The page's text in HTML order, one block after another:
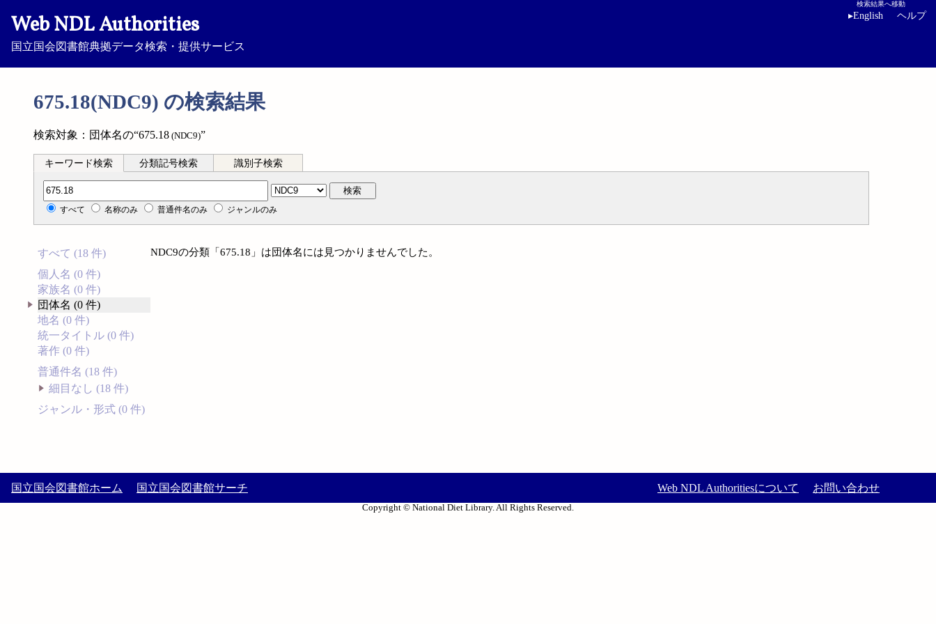
Web NDL Authorities
国立国会図書館典拠データ検索・提供サービス
検索結果へ移動
▸English ヘルプ
675.18(NDC9) の検索結果
検索対象：団体名の“675.18 (NDC9)”
キーワード検索 分類記号検索 識別子検索
分類記号検索 検索
すべて 名称のみ 普通件名のみ ジャンルのみ
すべて (18 件)
個人名 (0 件)
家族名 (0 件)
団体名 (0 件)
地名 (0 件)
統一タイトル (0 件)
著作 (0 件)
普通件名 (18 件)
細目なし (18 件)
ジャンル・形式 (0 件)
NDC9の分類「675.18」は団体名には見つかりませんでした。
国立国会図書館ホーム 国立国会図書館サーチ Web NDL Authoritiesについて お問い合わせ
Copyright © National Diet Library. All Rights Reserved.